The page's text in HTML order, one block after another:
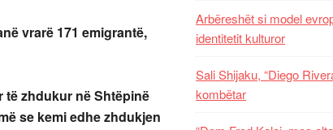
vrarë 171 emigrantë,
të zhdukur në Shtëpinë
se kemi edhe zhdukjen
Arbëreshët si model
identitetit kulturor
Sali Shijaku, “Diego
kombëtar